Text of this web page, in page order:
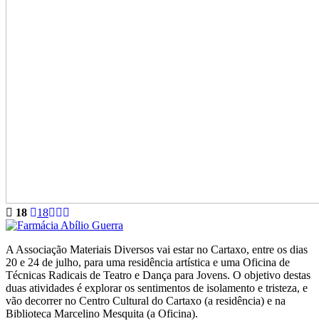
18 18
A Associação Materiais Diversos vai estar no Cartaxo, entre os dias
20 e 24 de julho, para uma residência artística e uma Oficina de
Técnicas Radicais de Teatro e Dança para Jovens. O objetivo destas
duas atividades é explorar os sentimentos de isolamento e tristeza, e
vão decorrer no Centro Cultural do Cartaxo (a residência) e na
Biblioteca Marcelino Mesquita (a Oficina).